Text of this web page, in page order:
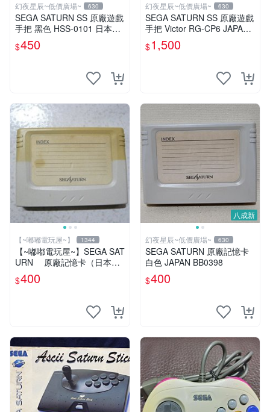
幻夜星辰~低價廣場~ 630
SEGA SATURN SS 原廠遊戲
手把 黑色 HSS-0101 日本製
BB0461
$450
幻夜星辰~低價廣場~ 630
SEGA SATURN SS 原廠遊戲
手把 Victor RG-CP6 JAPAN
數量稀少 BB0229
$1,500
【~嘟嘟電玩屋~】 1344
【~嘟嘟電玩屋~】SEGA SAT
URN 原廠記憶卡（日本帶
回）
$400
八成新
幻夜星辰~低價廣場~ 630
SEGA SATURN 原廠記憶卡
白色 JAPAN BB0398
$400